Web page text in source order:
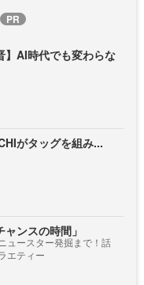
】AI時代でも変わらな
がタッグを組み...
ンスの時間」
ュースター発掘まで！話
エティー